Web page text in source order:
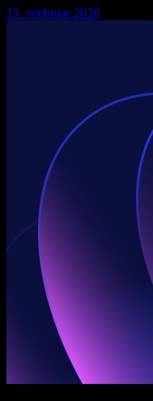
15. veebruar 2026